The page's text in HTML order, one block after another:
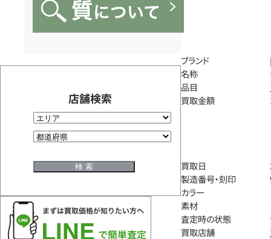
店舗検索
ブランド
名称
品目
買取金額
買取日
製造番号・刻印
カラー
素材
査定時の状態
買取店舗